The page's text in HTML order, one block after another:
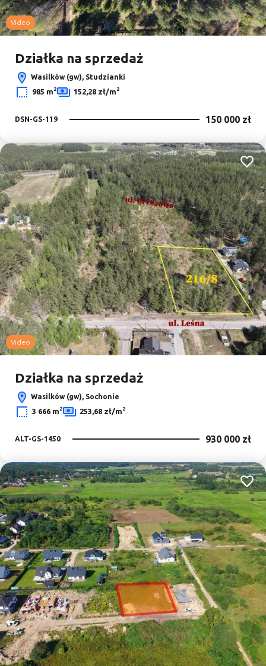
Video
Działka na sprzedaż
Wasilków (gw), Studzianki
985 m2 152,28 zł/m2
DSN-GS-119 150 000 zł
Video
Działka na sprzedaż
Wasilków (gw), Sochonie
3 666 m2 253,68 zł/m2
ALT-GS-1450 930 000 zł